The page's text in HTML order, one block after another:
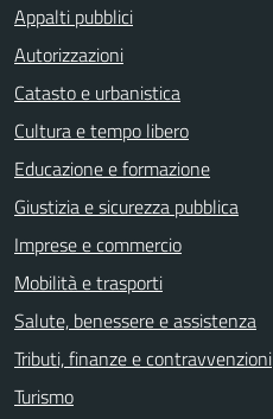
Appalti pubblici
Autorizzazioni
Catasto e urbanistica
Cultura e tempo libero
Educazione e formazione
Giustizia e sicurezza pubblica
Imprese e commercio
Mobilità e trasporti
Salute, benessere e assistenza
Tributi, finanze e contravvenzioni
Turismo